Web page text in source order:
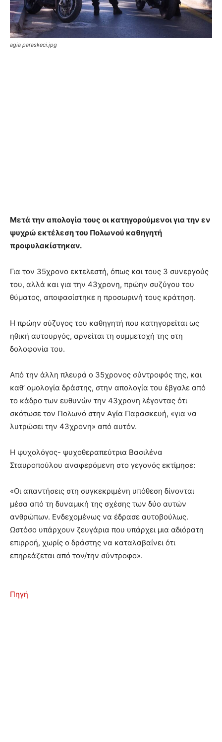
agia paraskeci.jpg
Μετά την απολογία τους οι κατηγορούμενοι για την εν
ψυχρώ εκτέλεση του Πολωνού καθηγητή
προφυλακίστηκαν.
Για τον 35χρονο εκτελεστή, όπως και τους 3 συνεργούς
του, αλλά και για την 43χρονη, πρώην συζύγου του
θύματος, αποφασίστηκε η προσωρινή τους κράτηση.
Η πρώην σύζυγος του καθηγητή που κατηγορείται ως
ηθική αυτουργός, αρνείται τη συμμετοχή της στη
δολοφονία του.
Από την άλλη πλευρά ο 35χρονος σύντροφός της, και
καθ’ ομολογία δράστης, στην απολογία του έβγαλε από
το κάδρο των ευθυνών την 43χρονη λέγοντας ότι
σκότωσε τον Πολωνό στην Αγία Παρασκευή, «για να
λυτρώσει την 43χρονη» από αυτόν.
Η ψυχολόγος- ψυχοθεραπεύτρια Βασιλένα
Σταυροπούλου αναφερόμενη στο γεγονός εκτίμησε:
«Οι απαντήσεις στη συγκεκριμένη υπόθεση δίνονται
μέσα από τη δυναμική της σχέσης των δύο αυτών
ανθρώπων. Ενδεχομένως να έδρασε αυτοβούλως.
Ωστόσο υπάρχουν ζευγάρια που υπάρχει μια αδιόρατη
επιρροή, χωρίς ο δράστης να καταλαβαίνει ότι
επηρεάζεται από τον/την σύντροφο».
Πηγή